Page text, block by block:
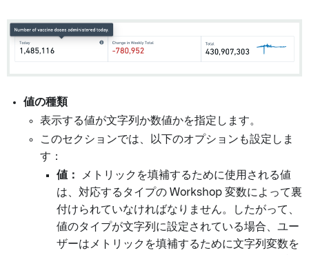
値の種類
表示する値が文字列か数値かを指定します。
このセクションでは、以下のオプションも設定しま
す：
値：
メトリックを填補するために使用される値
は、対応するタイプの Workshop 変数によって裏
付けられていなければなりません。したがって、
値のタイプが文字列に設定されている場合、ユー
ザーはメトリックを填補するために文字列変数を